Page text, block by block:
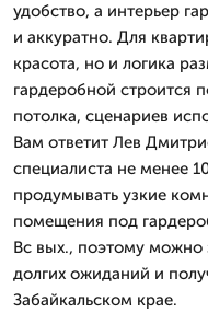
удобство, а интерьер
и аккуратно. Для
красота, но и логика
гардеробной строится
потолка, сценариев
Вам ответит Лев
специалиста не менее
продумывать узкие
помещения под
Вс вых., поэтому можно
долгих ожиданий и
Забайкальском крае.